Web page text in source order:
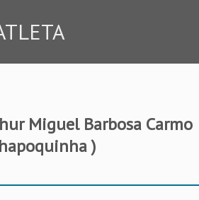
Miguel Barbosa Carmo
)